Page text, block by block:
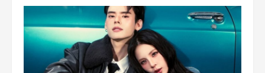
“9×9
INTO
THE
LIGHT
with
YOU”